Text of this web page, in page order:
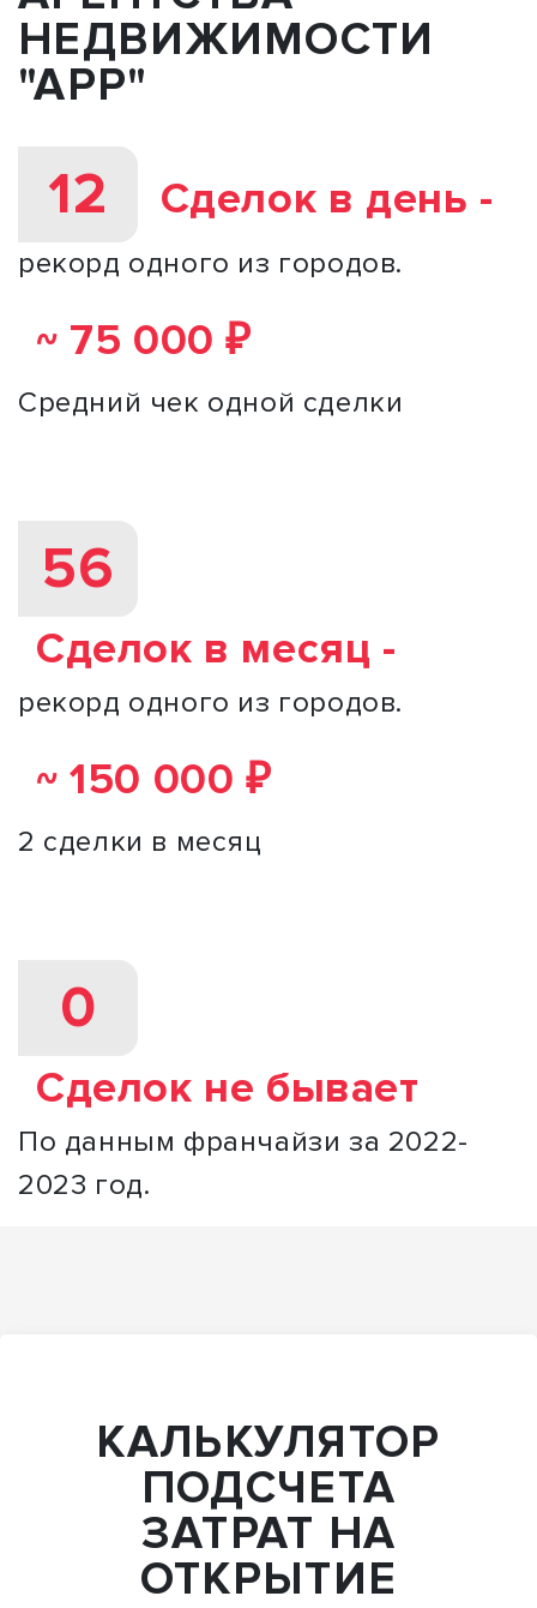
НЕДВИЖИМОСТИ
"АРР"
12 Сделок в день -
рекорд одного из городов.
~ 75 000 ₽
Средний чек одной сделки
56
Сделок в месяц -
рекорд одного из городов.
~ 150 000 ₽
2 сделки в месяц
0
Сделок не бывает
По данным франчайзи за 2022-
2023 год.
КАЛЬКУЛЯТОР
ПОДСЧЕТА
ЗАТРАТ НА
ОТКРЫТИЕ